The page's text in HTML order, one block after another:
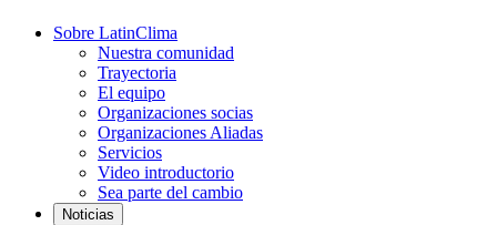
Sobre LatinClima
Nuestra comunidad
Trayectoria
El equipo
Organizaciones socias
Organizaciones Aliadas
Servicios
Video introductorio
Sea parte del cambio
Noticias